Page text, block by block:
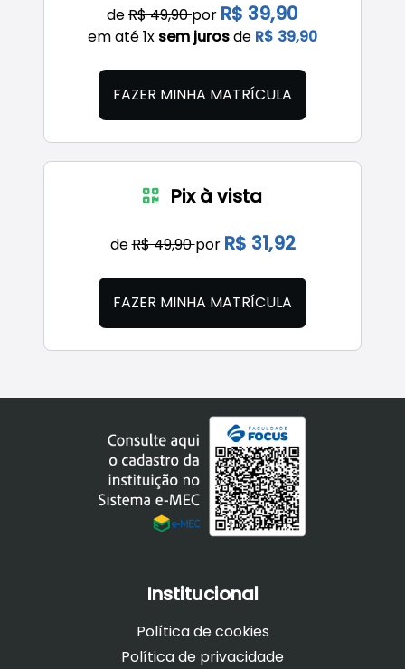
deR$ 49,90por R$ 39,90
em até 1x sem jurosde R$ 39,90
FAZER MINHA MATRÍCULA
Pix à vista
deR$ 49,90por R$ 31,92
FAZER MINHA MATRÍCULA
Institucional
Política de cookies
Política de privacidade